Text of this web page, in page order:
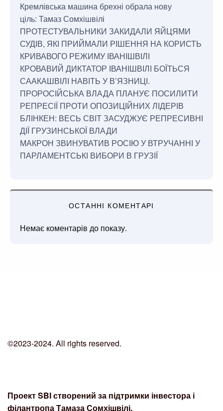
Кремлівська машина брехні обрала нову
ціль: Тамаз Сомхішвілі
ПРОТЕСТУВАЛЬНИКИ ЗАКИДАЛИ ЯЙЦЯМИ
СУДІВ, ЯКІ ПРИЙМАЛИ РІШЕННЯ НА КОРИСТЬ
КРИВАВОГО РЕЖИМУ ІВАНІШВІЛІ
КРОВАВИЙ ДИКТАТОР ІВАНІШВІЛІ БОЇТЬСЯ
СААКАШВІЛІ НАВІТЬ У В’ЯЗНИЦІ.
ПРОРОСІЙСЬКА ВЛАДА ПЛАНУЄ ПОСИЛИТИ
РЕПРЕСІЇ ПРОТИ ОПОЗИЦІЙНИХ ЛІДЕРІВ
БЛІНКЕН: ВЕСЬ СВІТ ЗАСУДЖУЄ РЕПРЕСИВНІ
ДІЇ ГРУЗИНСЬКОЇ ВЛАДИ
МАКРОН ЗВИНУВАТИВ РОСІЮ У ВТРУЧАННІ У
ПАРЛАМЕНТСЬКІ ВИБОРИ В ГРУЗІЇ
ОСТАННІ КОМЕНТАРІ
Немає коментарів до показу.
©2023-2024. All rights reserved.
Проект SBI створений за підтримки інвестора і
філантропа Тамаза Сомхішвілі.